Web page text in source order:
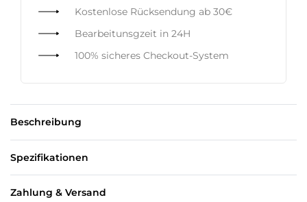
Kostenlose Rücksendung ab 30€
Bearbeitunsgzeit in 24H
100% sicheres Checkout-System
Beschreibung
Spezifikationen
Zahlung & Versand